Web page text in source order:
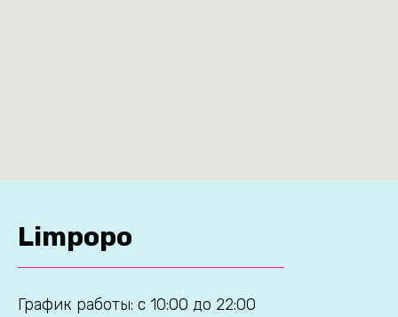
Limpopo
График работы: с 10:00 до 22:00